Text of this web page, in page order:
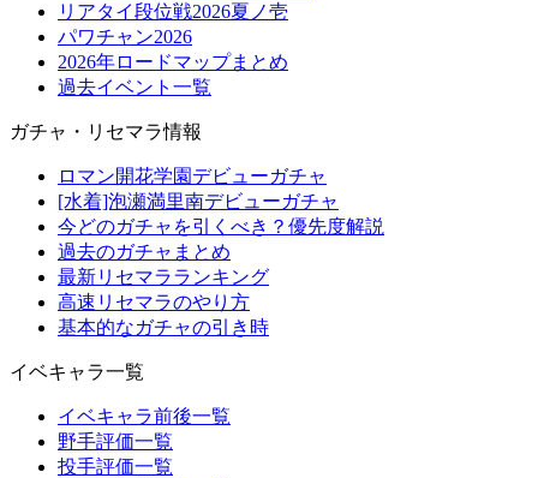
リアタイ段位戦2026夏ノ壱
パワチャン2026
2026年ロードマップまとめ
過去イベント一覧
ガチャ・リセマラ情報
ロマン開花学園デビューガチャ
[水着]泡瀬満里南デビューガチャ
今どのガチャを引くべき？優先度解説
過去のガチャまとめ
最新リセマラランキング
高速リセマラのやり方
基本的なガチャの引き時
イベキャラ一覧
イベキャラ前後一覧
野手評価一覧
投手評価一覧